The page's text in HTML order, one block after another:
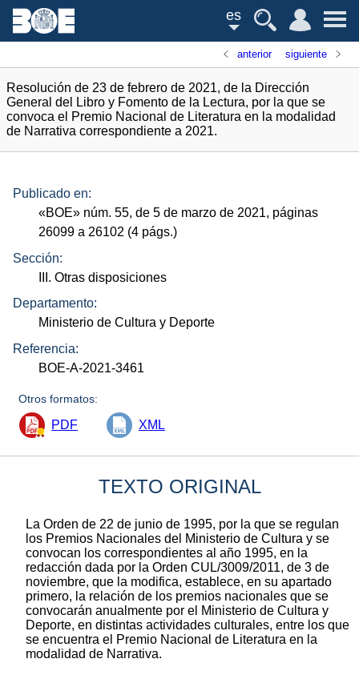
es
anterior siguiente
Resolución de 23 de febrero de 2021, de la Dirección
General del Libro y Fomento de la Lectura, por la que se
convoca el Premio Nacional de Literatura en la modalidad
de Narrativa correspondiente a 2021.
Publicado en:
«BOE» núm. 55, de 5 de marzo de 2021, páginas
26099 a 26102 (4 págs.)
Sección:
III. Otras disposiciones
Departamento:
Ministerio de Cultura y Deporte
Referencia:
BOE-A-2021-3461
Otros formatos:
PDF XML
TEXTO ORIGINAL
La Orden de 22 de junio de 1995, por la que se regulan
los Premios Nacionales del Ministerio de Cultura y se
convocan los correspondientes al año 1995, en la
redacción dada por la Orden CUL/3009/2011, de 3 de
noviembre, que la modifica, establece, en su apartado
primero, la relación de los premios nacionales que se
convocarán anualmente por el Ministerio de Cultura y
Deporte, en distintas actividades culturales, entre los que
se encuentra el Premio Nacional de Literatura en la
modalidad de Narrativa.